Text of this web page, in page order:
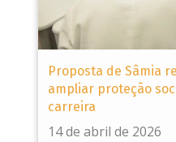
Proposta de Sâmia
ampliar proteção
carreira
14 de abril de 2026